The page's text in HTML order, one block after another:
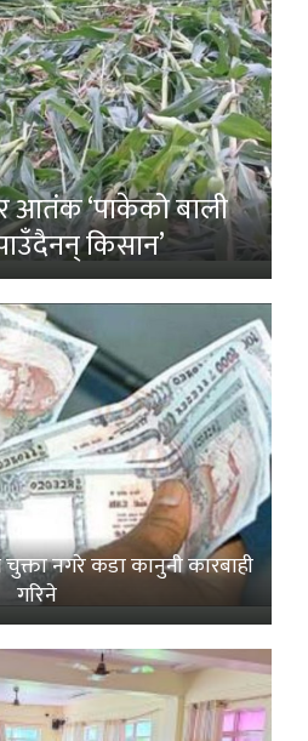
आतंक ‘पाकेको बाली
किसान’
नगरे कडा कानुनी कारबाही
गरिने